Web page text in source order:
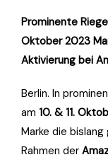
Prominente
Oktober 2023
Aktivierung bei
Berlin. In
am 10. & 11.
Marke die
Rahmen der